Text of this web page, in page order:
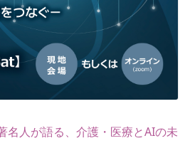
名人が語る、介護・医療とAIの未